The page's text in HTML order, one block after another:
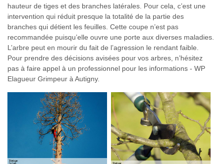
hauteur de tiges et des branches latérales. Pour cela, c’est une
intervention qui réduit presque la totalité de la partie des
branches qui détient les feuilles. Cette coupe n’est pas
recommandée puisqu’elle ouvre une porte aux diverses maladies.
L’arbre peut en mourir du fait de l’agression le rendant faible.
Pour prendre des décisions avisées pour vos arbres, n’hésitez
pas à faire appel à un professionnel pour les informations - WP
Elagueur Grimpeur à Autigny.